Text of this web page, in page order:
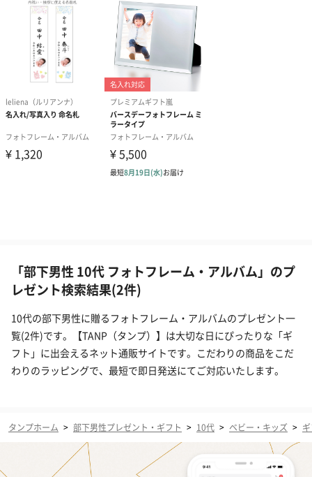
「部下男性 10代 フォトフレーム・アルバム」のプ
レゼント検索結果(2件)
10代の部下男性に贈るフォトフレーム・アルバムのプレゼント一
覧(2件)です。【TANP（タンプ）】は大切な日にぴったりな「ギ
フト」に出会えるネット通販サイトです。こだわりの商品をこだ
わりのラッピングで、最短で即日発送にてご対応いたします。
タンプホーム > 部下男性プレゼント・ギフト > 10代 > ベビー・キッズ >